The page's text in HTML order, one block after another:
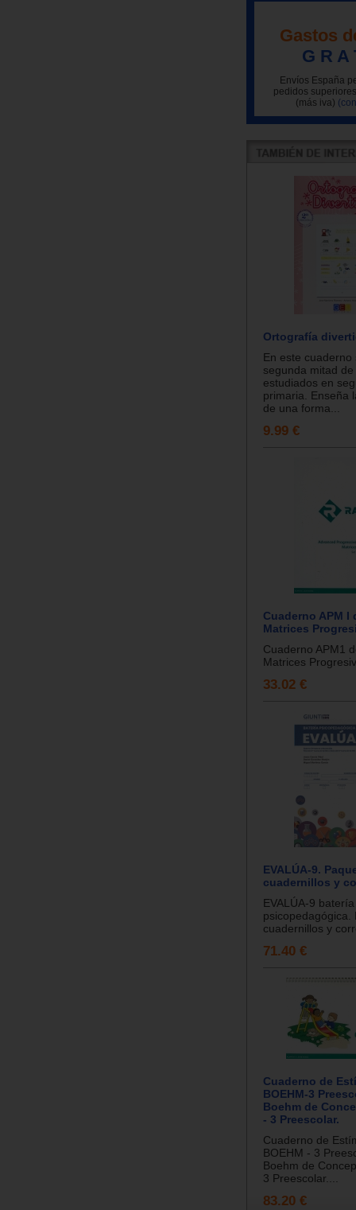
Gastos
G R A
Envíos España
pedidos
(más iva)
Ortografía
En este cuaderno
segunda mitad
estudiados en
primaria. Enseña
de una forma...
9.99 €
Cuaderno APM I
Matrices
Cuaderno APM1
Matrices
33.02 €
EVALÚA-9.
cuadernillos y
EVALÚA-9 batería
psicopedagógica.
cuadernillos y
71.40 €
Cuaderno de
BOEHM-3
Boehm de
- 3 Preescolar.
Cuaderno de
BOEHM - 3
Boehm de
3 Preescolar....
83.20 €